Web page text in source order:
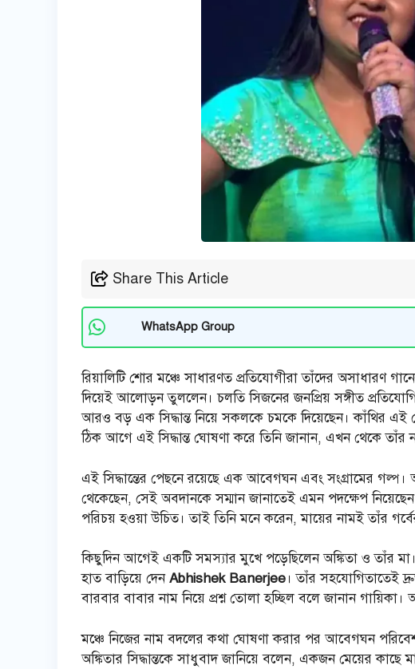
Share This Article
WhatsApp Group
রিয়ালিটি শোর মঞ্চে সাধারণত প্রতিযোগীরা তাঁদের অসাধারণ
দিয়েই আলোড়ন তুললেন। চলতি সিজনের জনপ্রিয় সঙ্গীত
আরও বড় এক সিদ্ধান্ত নিয়ে সকলকে চমকে দিয়েছেন। কাঁথির এই
ঠিক আগে এই সিদ্ধান্ত ঘোষণা করে তিনি জানান, এখন থেকে তাঁর
এই সিদ্ধান্তের পেছনে রয়েছে এক আবেগঘন এবং সংগ্রামের গল্প।
থেকেছেন, সেই অবদানকে সম্মান জানাতেই এমন পদক্ষেপ
পরিচয় হওয়া উচিত। তাই তিনি মনে করেন, মায়ের নামই তাঁর
কিছুদিন আগেই একটি সমস্যার মুখে পড়েছিলেন অঙ্কিতা ও তাঁর
হাত বাড়িয়ে দেনAbhishek Banerjee। তাঁর সহযোগিতাতেই
বারবার বাবার নাম নিয়ে প্রশ্ন তোলা হচ্ছিল বলে জানান
মঞ্চে নিজের নাম বদলের কথা ঘোষণা করার পর আবেগঘন
অঙ্কিতার সিদ্ধান্তকে সাধুবাদ জানিয়ে বলেন, একজন মেয়ের কাছে